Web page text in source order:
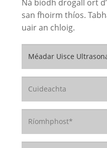
Ná bíodh drogall ort
san fhoirm thíos.
uair an chloig.